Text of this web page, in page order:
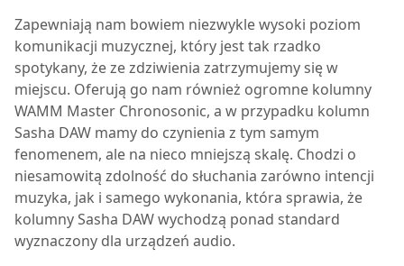
Zapewniają nam bowiem niezwykle wysoki poziom
komunikacji muzycznej, który jest tak rzadko
spotykany, że ze zdziwienia zatrzymujemy się w
miejscu. Oferują go nam również ogromne kolumny
WAMM Master Chronosonic, a w przypadku kolumn
Sasha DAW mamy do czynienia z tym samym
fenomenem, ale na nieco mniejszą skalę. Chodzi o
niesamowitą zdolność do słuchania zarówno intencji
muzyka, jak i samego wykonania, która sprawia, że
kolumnySasha DAWwychodzą ponad standard
wyznaczony dla urządzeń audio.